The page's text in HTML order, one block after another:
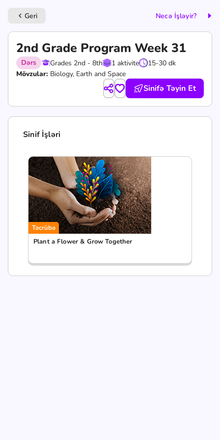
keyboard_arrow_left Geri Necə İşləyir?
2nd Grade Program Week 31
Dərs Grades 2nd - 8th 1 aktivite
15-30 dk
Mövzular: Biology, Earth and Space
Sinifə Təyin Et
Sinif İşləri
Təcrübə
Plant a Flower & Grow Together